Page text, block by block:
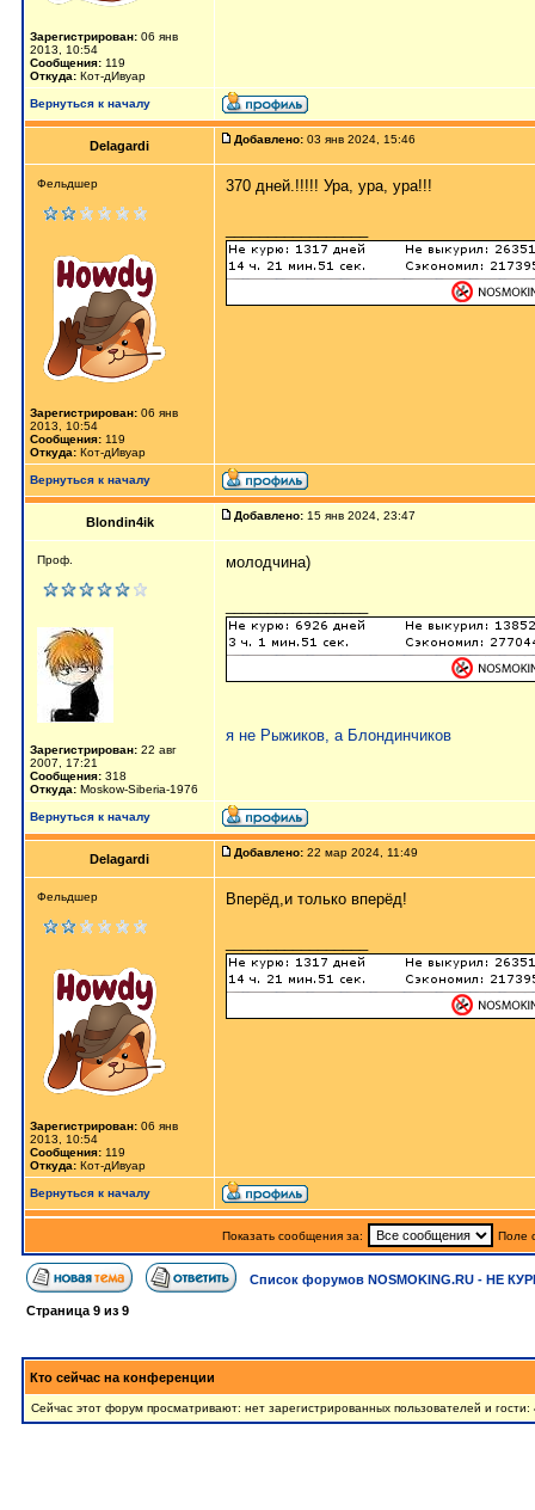
Зарегистрирован: 06 янв
2013, 10:54
Сообщения: 119
Откуда: Кот-дИвуар
Вернуться к началу
Delagardi Добавлено: 03 янв 2024, 15:46
Фельдшер
Зарегистрирован: 06 янв
2013, 10:54
Сообщения: 119
Откуда: Кот-дИвуар
370 дней.!!!!! Ура, ура, ура!!!
Вернуться к началу
Blondin4ik Добавлено: 15 янв 2024, 23:47
Проф.
Зарегистрирован: 22 авг
2007, 17:21
Сообщения: 318
Откуда: Moskow-Siberia-1976
молодчина)
я не Рыжиков, а Блондинчиков
Вернуться к началу
Delagardi Добавлено: 22 мар 2024, 11:49
Фельдшер
Зарегистрирован: 06 янв
2013, 10:54
Сообщения: 119
Откуда: Кот-дИвуар
Вперёд,и только вперёд!
Вернуться к началу
Показать сообщения за: Поле
Список форумов NOSMOKING.RU - НЕ
Страница 9 из 9
Кто сейчас на конференции
Сейчас этот форум просматривают: нет зарегистрированных пользователей и гости: